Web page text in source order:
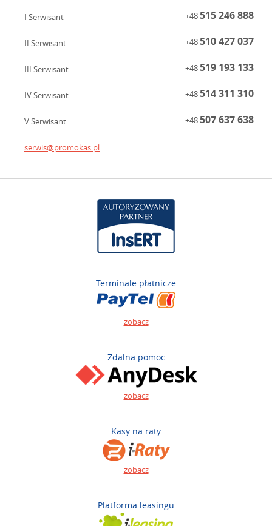
I Serwisant +48515 246 888
II Serwisant +48510 427 037
III Serwisant +48519 193 133
IV Serwisant +48514 311 310
V Serwisant +48507 637 638
serwis@promokas.pl
Terminale płatnicze
zobacz
Zdalna pomoc
zobacz
Kasy na raty
zobacz
Platforma leasingu